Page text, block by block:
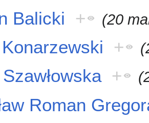
Balicki + (20
+
+
Roman